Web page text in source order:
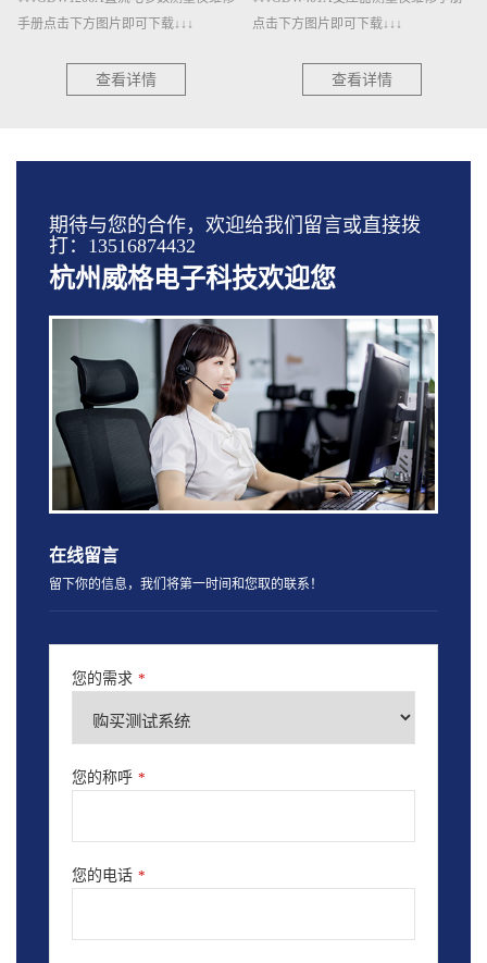
手册点击下方图片即可下载↓↓↓
查看详情
点击下方图片即可下载↓↓↓
查看详情
期待与您的合作，欢迎给我们留言或直接拨
打：13516874432
杭州威格电子科技欢迎您
在线留言
留下你的信息，我们将第一时间和您取的联系！
您的需求 *
您的称呼 *
您的电话 *